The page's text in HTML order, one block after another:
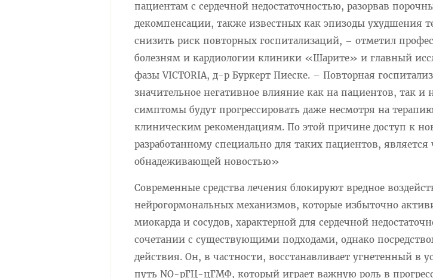
пациентам с сердечной недостаточностью, разорвав
декомпенсации, также известных как эпизоды ухудшения
снизить риск повторных госпитализаций, – отметил
болезням и кардиологии клиники «Шарите» и главный
фазы VICTORIA, д-р Буркерт Пиеске. – Повторная
значительное негативное влияние как на пациентов, так и
симптомы будут прогрессировать даже несмотря на
клиническим рекомендациям. По этой причине доступ к
разработанному специально для таких пациентов,
обнадеживающей новостью»
Современные средства лечения блокируют вредное
нейрогормональных механизмов, которые избыточно
миокарда и сосудов, характерной для сердечной
сочетании с существующими подходами, однако
действия. Он, в частности, восстанавливает угнетенный в
путь NO-рГЦ-цГМФ, который играет важную роль в